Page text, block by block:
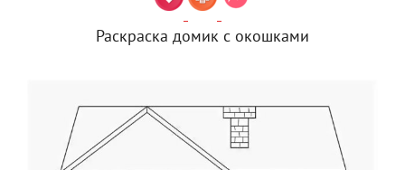
Раскраска домик с окошками